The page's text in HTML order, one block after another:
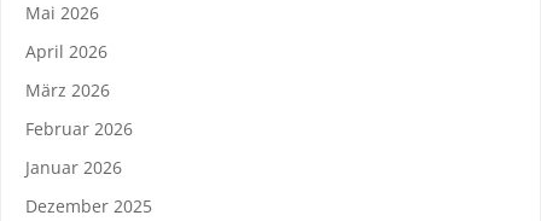
Mai 2026
April 2026
März 2026
Februar 2026
Januar 2026
Dezember 2025